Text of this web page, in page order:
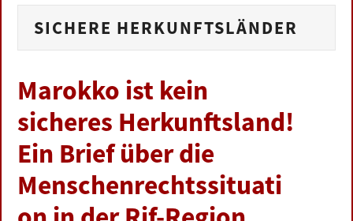
BUNDESTAG
ZUR PERSON
LINKS
DATENSCHUTZERKLÄRUNG
SICHERE HERKUNFTSLÄNDER
Marokko ist kein
sicheres Herkunftsland!
Ein Brief über die
Menschenrechtssituati